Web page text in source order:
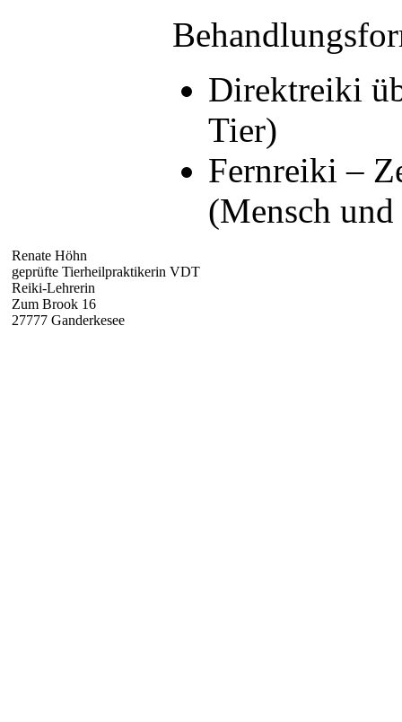
Direktreiki
Tier)
Fernreiki –
(Mensch
Renate Höhn
geprüfte Tierheilpraktikerin VDT
Reiki-Lehrerin
Zum Brook 16
27777 Ganderkesee